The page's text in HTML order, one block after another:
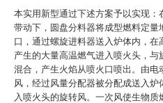
本实用新型通过下述方案予以实现：
带动下，圆盘分料器将成型燃料定量
口，通过螺旋进料器送入炉体内，在
产生的大量高温燃气进入喷火头，与
混合，产生火焰从喷火口喷出。由电
风，经过风量分配器被分配成送入炉
入喷火头的旋转风。一次风使生物质